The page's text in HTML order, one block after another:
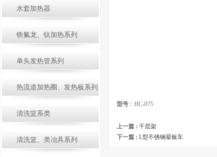
水套加热器
铁氟龙、钛加热系列
单头发热管系列
热流道加热圈、发热板系列
清洗篮系类
清洗篮、类冶具系列
型号 ：HC-075
上一篇 : 千层架
下一篇 : L型不锈钢晕板车